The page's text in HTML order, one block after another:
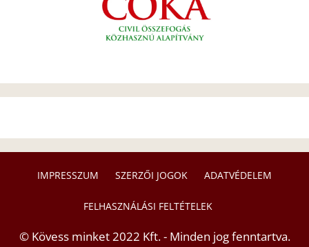
IMPRESSZUM SZERZŐI JOGOK ADATVÉDELEM
FELHASZNÁLÁSI FELTÉTELEK
© Kövess minket 2022 Kft. - Minden jog fenntartva.